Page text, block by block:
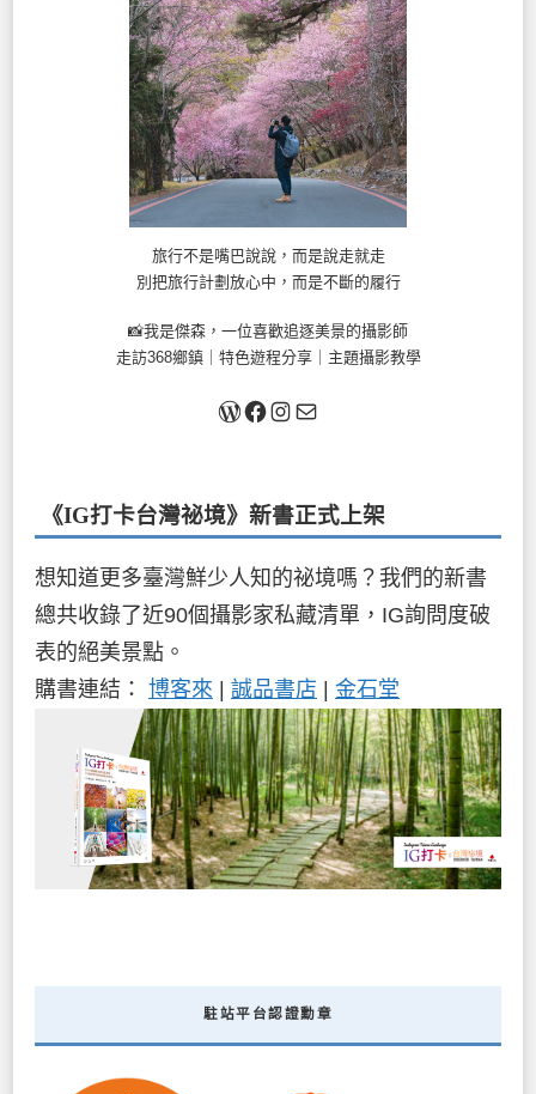
旅行不是嘴巴說說，而是說走就走
別把旅行計劃放心中，而是不斷的履行
📸我是傑森，一位喜歡追逐美景的攝影師
走訪368鄉鎮｜特色遊程分享｜主題攝影教學
關於我Facebook
Instagram
《IG打卡台灣祕境》新書正式上架
想知道更多臺灣鮮少人知的祕境嗎？我們的新書
總共收錄了近90個攝影家私藏清單，IG詢問度破
表的絕美景點。
購書連結： 博客來 | 誠品書店 | 金石堂
駐站平台認證勳章